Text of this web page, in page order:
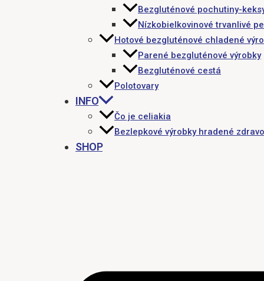
Bezgluténové pochutiny-
Nízkobielkovinové trvanlivé
Hotové bezgluténové chladené
Parené bezgluténové výrobky
Bezgluténové cestá
Polotovary
INFO
Čo je celiakia
Bezlepkové výrobky hradené
SHOP